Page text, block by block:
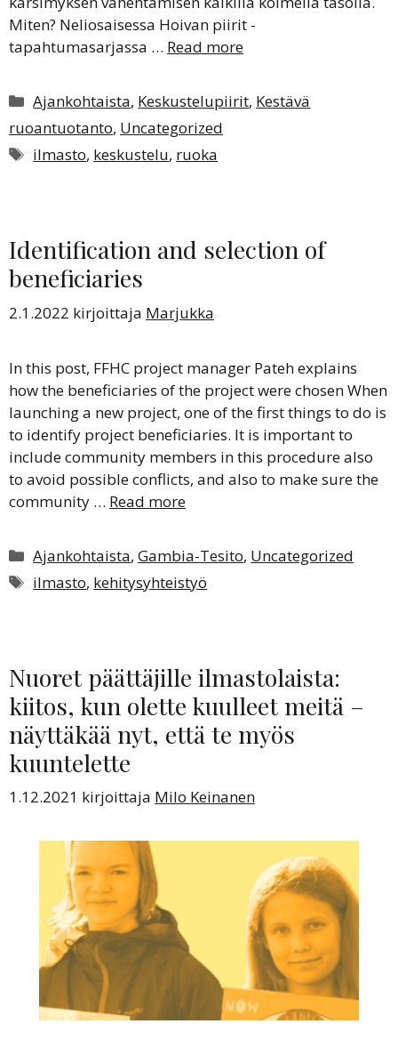
Miten? Neliosaisessa Hoivan piirit -
tapahtumasarjassa … Read more
Kategoriat
Ajankohtaista, Keskustelupiirit, Kestävä
ruoantuotanto, Uncategorized
Avainsanat
ilmasto, keskustelu, ruoka
Identification and selection of
beneficiaries
2.1.2022 kirjoittaja Marjukka
In this post, FFHC project manager Pateh explains
how the beneficiaries of the project were chosen When
launching a new project, one of the first things to do is
to identify project beneficiaries. It is important to
include community members in this procedure also
to avoid possible conflicts, and also to make sure the
community … Read more
Kategoriat
Ajankohtaista,Gambia-Tesito, Uncategorized
Avainsanat
ilmasto, kehitysyhteistyö
Nuoret päättäjille ilmastolaista:
kiitos, kun olette kuulleet meitä –
näyttäkää nyt, että te myös
kuuntelette
1.12.2021 kirjoittaja Milo Keinanen